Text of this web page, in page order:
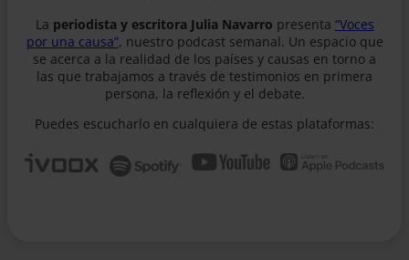
La periodista y escritora Julia Navarro presenta “Voces
por una causa”, nuestro podcast semanal. Un espacio que
se acerca a la realidad de los países y causas en torno a
las que trabajamos a través de testimonios en primera
persona, la reflexión y el debate.
Puedes escucharlo en cualquiera de estas plataformas: